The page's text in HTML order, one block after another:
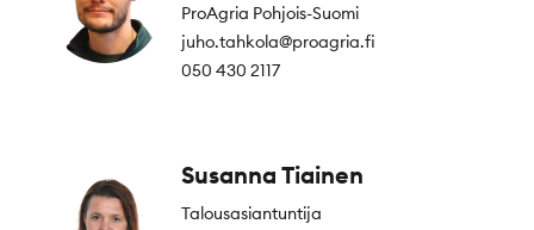
ProAgria Pohjois-Suomi
juho.tahkola@proagria.fi
050 430 2117
Susanna Tiainen
Talousasiantuntija